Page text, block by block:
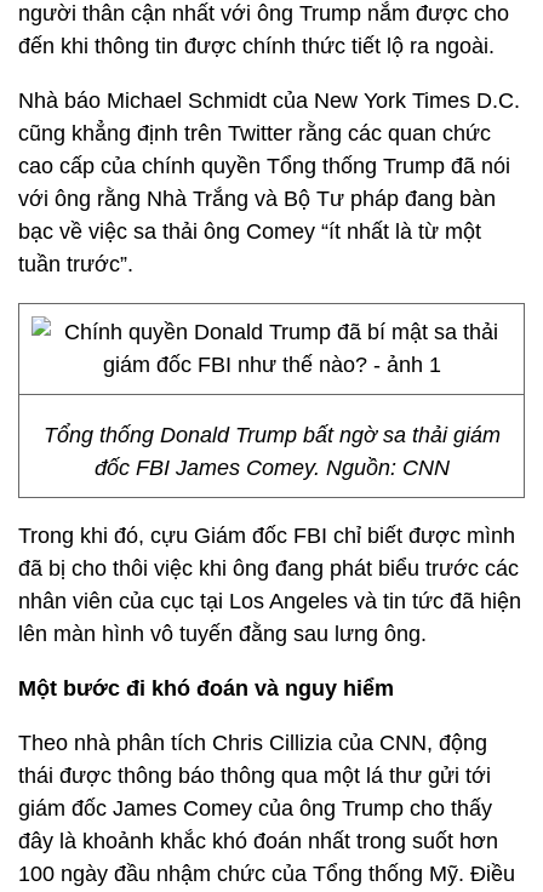
người thân cận nhất với ông Trump nắm được cho
đến khi thông tin được chính thức tiết lộ ra ngoài.
Nhà báo Michael Schmidt của New York Times D.C.
cũng khẳng định trên Twitter rằng các quan chức
cao cấp của chính quyền Tổng thống Trump đã nói
với ông rằng Nhà Trắng và Bộ Tư pháp đang bàn
bạc về việc sa thải ông Comey “ít nhất là từ một
tuần trước”.
Tổng thống Donald Trump bất ngờ sa thải giám
đốc FBI James Comey. Nguồn: CNN
Trong khi đó, cựu Giám đốc FBI chỉ biết được mình
đã bị cho thôi việc khi ông đang phát biểu trước các
nhân viên của cục tại Los Angeles và tin tức đã hiện
lên màn hình vô tuyến đằng sau lưng ông.
Một bước đi khó đoán và nguy hiểm
Theo nhà phân tích Chris Cillizia của CNN, động
thái được thông báo thông qua một lá thư gửi tới
giám đốc James Comey của ông Trump cho thấy
đây là khoảnh khắc khó đoán nhất trong suốt hơn
100 ngày đầu nhậm chức của Tổng thống Mỹ. Điều